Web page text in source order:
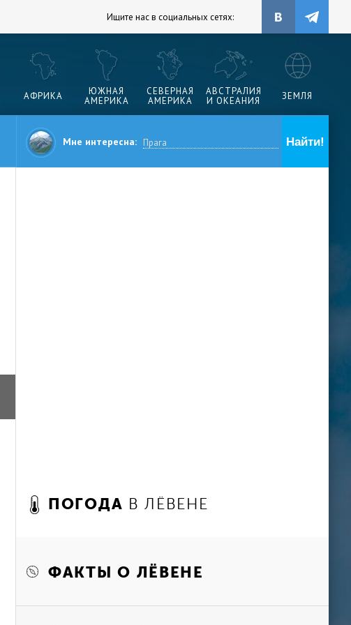
Ищите нас в социальных сетях:
АФРИКА
ЮЖНАЯ
АМЕРИКА
СЕВЕРНАЯ
АМЕРИКА
АВСТРАЛИЯ
И ОКЕАНИЯ
ЗЕМЛЯ
Мне интересна:
ПОГОДА В ЛЁВЕНЕ
ФАКТЫ О ЛЁВЕНЕ